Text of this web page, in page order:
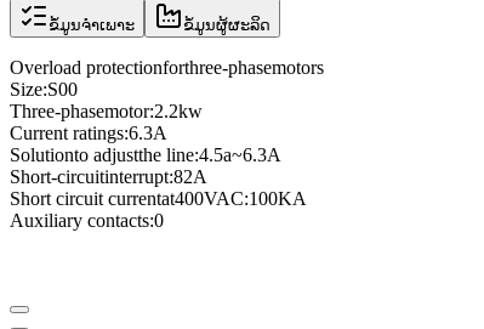
ຂໍ້ມູນຈຳເພາະ ຂໍ້ມູນຜູ້ຜະລິດ
Overload protectionforthree-phasemotors
Size:S00
Three-phasemotor:2.2kw
Current ratings:6.3A
Solutionto adjustthe line:4.5a~6.3A
Short-circuitinterrupt:82A
Short circuit currentat400VAC:100KA
Auxiliary contacts:0